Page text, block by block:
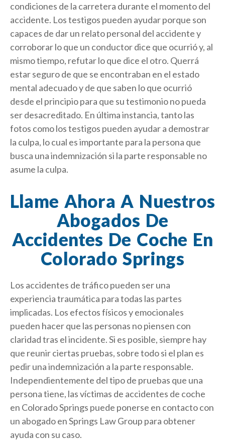
condiciones de la carretera durante el momento del
accidente. Los testigos pueden ayudar porque son
capaces de dar un relato personal del accidente y
corroborar lo que un conductor dice que ocurrió y, al
mismo tiempo, refutar lo que dice el otro. Querrá
estar seguro de que se encontraban en el estado
mental adecuado y de que saben lo que ocurrió
desde el principio para que su testimonio no pueda
ser desacreditado. En última instancia, tanto las
fotos como los testigos pueden ayudar a demostrar
la culpa, lo cual es importante para la persona que
busca una indemnización si la parte responsable no
asume la culpa.
Llame Ahora A Nuestros
Abogados De
Accidentes De Coche En
Colorado Springs
Los accidentes de tráfico pueden ser una
experiencia traumática para todas las partes
implicadas. Los efectos físicos y emocionales
pueden hacer que las personas no piensen con
claridad tras el incidente. Si es posible, siempre hay
que reunir ciertas pruebas, sobre todo si el plan es
pedir una indemnización a la parte responsable.
Independientemente del tipo de pruebas que una
persona tiene, las víctimas de accidentes de coche
en Colorado Springs puede ponerse en contacto con
un abogado en Springs Law Group para obtener
ayuda con su caso.